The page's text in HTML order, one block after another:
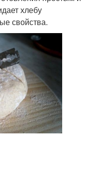
хлебу
свойства.